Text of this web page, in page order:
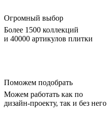
Огромный выбор
Более 1500 коллекций
и 40000 артикулов плитки
Поможем подобрать
Можем работать как по
дизайн-проекту, так и без него